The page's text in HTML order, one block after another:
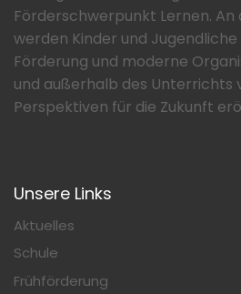
Förderschwerpunkt Lernen. An
werden Kinder und
Förderung und moderne
und außerhalb des Unterrichts
Perspektiven für die Zukunft
Unsere Links
Aktuelles
Schule
Frühförderung